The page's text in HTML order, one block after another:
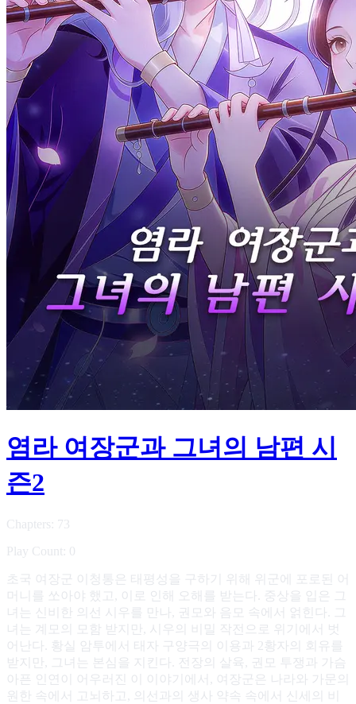
염라 여장군과 그녀의 남편 시
즌2
Chapters: 73
Play Count: 0
초국 여장군 이청통은 태평성을 구하기 위해 위군에 포로된 어
머니를 쏘아야 했고, 이로 인해 오해를 받는다. 중상을 입은 그
녀는 신비한 의선 시우를 만나, 권모와 음모 속에서 얽힌다. 그
녀는 계모의 모함 받지만, 시우의 비밀 작전으로 위기에서 벗
어난다. 황실 암투에서 태자 구양극의 이용과 2황자의 회유를
받지만, 그녀는 본심을 지킨다. 전장의 살육, 권모 투쟁과 가슴
아픈 인연이 어우러진 이 이야기에서, 여장군은 나라와 가문의
원한 속에서 고뇌하고, 의선과의 생사 약속 속에서 신세의 비